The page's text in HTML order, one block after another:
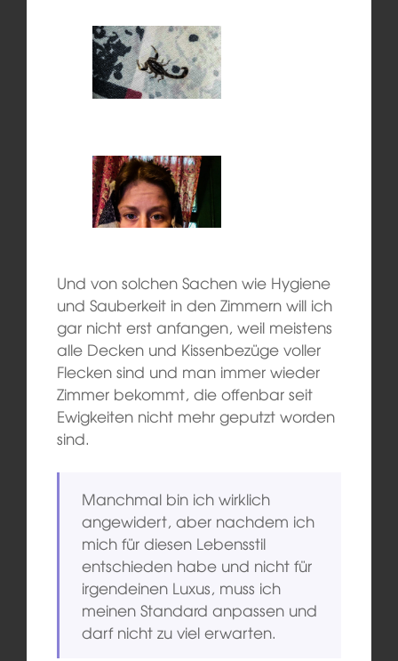
Und von solchen Sachen wie Hygiene
und Sauberkeit in den Zimmern will ich
gar nicht erst anfangen, weil meistens
alle Decken und Kissenbezüge voller
Flecken sind und man immer wieder
Zimmer bekommt, die offenbar seit
Ewigkeiten nicht mehr geputzt worden
sind.
Manchmal bin ich wirklich
angewidert, aber nachdem ich
mich für diesen Lebensstil
entschieden habe und nicht für
irgendeinen Luxus, muss ich
meinen Standard anpassen und
darf nicht zu viel erwarten.